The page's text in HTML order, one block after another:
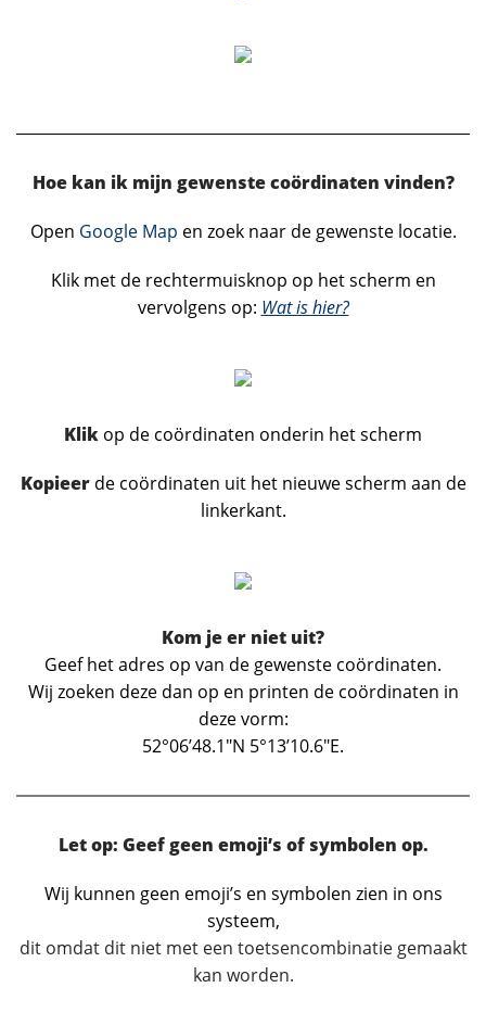
Hoe kan ik mijn gewenste coördinaten vinden?
Open Google Map en zoek naar de gewenste locatie.
Klik met de rechtermuisknop op het scherm en
vervolgens op: Wat is hier?
Klik op de coördinaten onderin het scherm
Kopieerde coördinaten uit het nieuwe scherm aan de
linkerkant.
Kom je er niet uit?
Geef het adres op van de gewenste coördinaten.
Wij zoeken deze dan op en printen de coördinaten in
deze vorm:
52°06’48.1″N 5°13’10.6″E.
Let op: Geef geen emoji’s of symbolen op.
Wij kunnen geen emoji’s en symbolen zien in ons
systeem,
dit omdat dit niet met een toetsencombinatie gemaakt
kan worden.